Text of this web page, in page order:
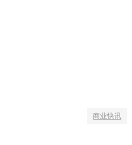
商业快讯